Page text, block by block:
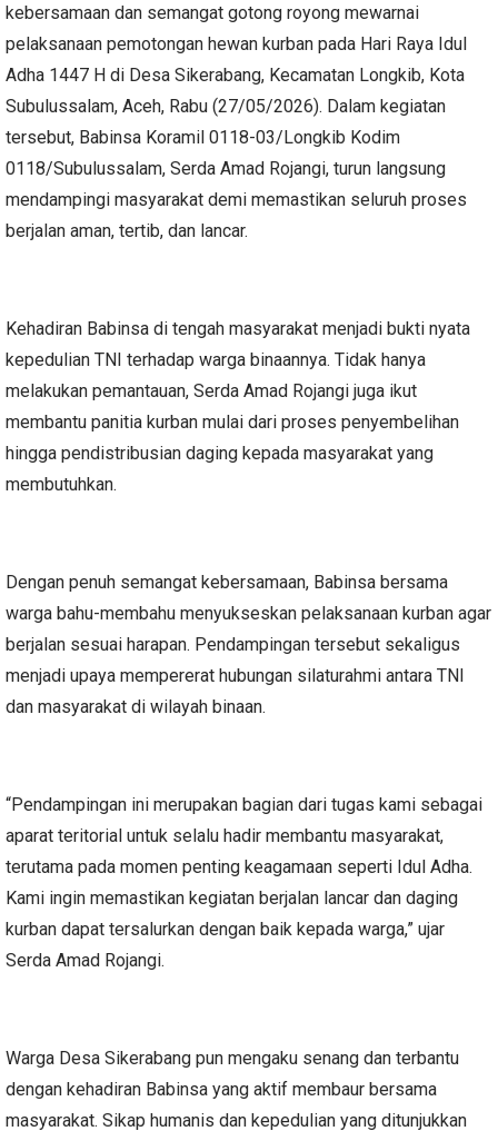
kebersamaan dan semangat gotong royong mewarnai
pelaksanaan pemotongan hewan kurban pada Hari Raya Idul
Adha 1447 H di Desa Sikerabang, Kecamatan Longkib, Kota
Subulussalam, Aceh, Rabu (27/05/2026). Dalam kegiatan
tersebut, Babinsa Koramil 0118-03/Longkib Kodim
0118/Subulussalam, Serda Amad Rojangi, turun langsung
mendampingi masyarakat demi memastikan seluruh proses
berjalan aman, tertib, dan lancar.
Kehadiran Babinsa di tengah masyarakat menjadi bukti nyata
kepedulian TNI terhadap warga binaannya. Tidak hanya
melakukan pemantauan, Serda Amad Rojangi juga ikut
membantu panitia kurban mulai dari proses penyembelihan
hingga pendistribusian daging kepada masyarakat yang
membutuhkan.
Dengan penuh semangat kebersamaan, Babinsa bersama
warga bahu-membahu menyukseskan pelaksanaan kurban agar
berjalan sesuai harapan. Pendampingan tersebut sekaligus
menjadi upaya mempererat hubungan silaturahmi antara TNI
dan masyarakat di wilayah binaan.
“Pendampingan ini merupakan bagian dari tugas kami sebagai
aparat teritorial untuk selalu hadir membantu masyarakat,
terutama pada momen penting keagamaan seperti Idul Adha.
Kami ingin memastikan kegiatan berjalan lancar dan daging
kurban dapat tersalurkan dengan baik kepada warga,” ujar
Serda Amad Rojangi.
Warga Desa Sikerabang pun mengaku senang dan terbantu
dengan kehadiran Babinsa yang aktif membaur bersama
masyarakat. Sikap humanis dan kepedulian yang ditunjukkan